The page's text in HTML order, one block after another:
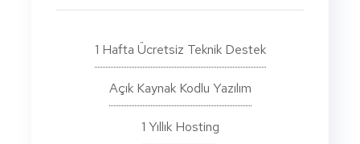
1 Hafta Ücretsiz Teknik Destek
Açık Kaynak Kodlu Yazılım
1 Yıllık Hosting